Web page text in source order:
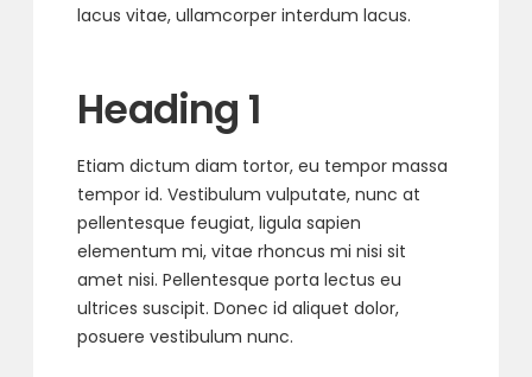
lacus vitae, ullamcorper interdum lacus.
Heading 1
Etiam dictum diam tortor, eu tempor massa
tempor id. Vestibulum vulputate, nunc at
pellentesque feugiat, ligula sapien
elementum mi, vitae rhoncus mi nisi sit
amet nisi. Pellentesque porta lectus eu
ultrices suscipit. Donec id aliquet dolor,
posuere vestibulum nunc.